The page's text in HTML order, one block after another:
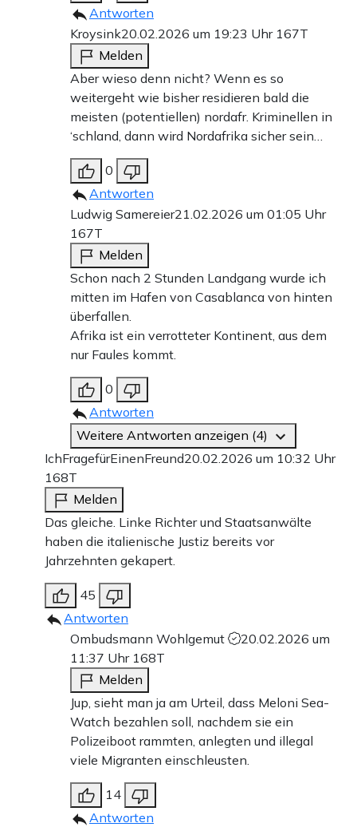
Antworten
Kroysink20.02.2026 um 19:23 Uhr 167T
Melden
Aber wieso denn nicht? Wenn es so
weitergeht wie bisher residieren bald die
meisten (potentiellen) nordafr. Kriminellen in
‘schland, dann wird Nordafrika sicher sein…
0
Antworten
Ludwig Samereier21.02.2026 um 01:05 Uhr
167T
Melden
Schon nach 2 Stunden Landgang wurde ich
mitten im Hafen von Casablanca von hinten
überfallen.
Afrika ist ein verrotteter Kontinent, aus dem
nur Faules kommt.
0
Antworten
Weitere Antworten anzeigen (4)
IchFragefürEinenFreund20.02.2026 um 10:32 Uhr
168T
Melden
Das gleiche. Linke Richter und Staatsanwälte
haben die italienische Justiz bereits vor
Jahrzehnten gekapert.
45
Antworten
Ombudsmann Wohlgemut
20.02.2026 um
11:37 Uhr 168T
Melden
Jup, sieht man ja am Urteil, dass Meloni Sea-
Watch bezahlen soll, nachdem sie ein
Polizeiboot rammten, anlegten und illegal
viele Migranten einschleusten.
14
Antworten